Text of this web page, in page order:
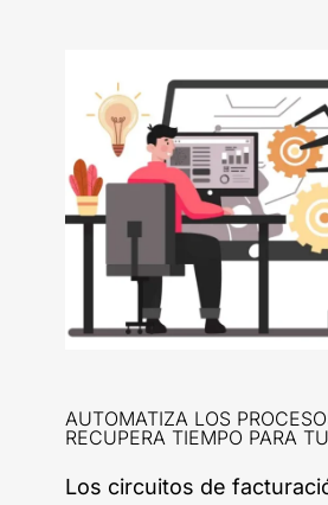
AUTOMATIZA LOS
RECUPERA TIEMPO PARA
Los circuitos de